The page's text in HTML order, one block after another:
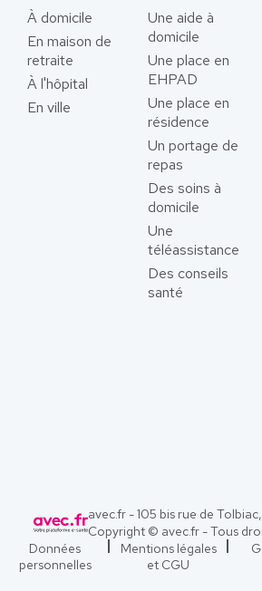
À domicile
En maison de
retraite
À l'hôpital
En ville
Une aide à
domicile
Une place en
EHPAD
Une place en
résidence
Un portage de
repas
Des soins à
domicile
Une
téléassistance
Des conseils
santé
avec.fr - 105 bis rue de
Copyright © avec.fr - Tous
Données
personnelles
Mentions légales
et CGU